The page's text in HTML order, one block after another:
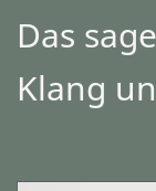
Das
Klang